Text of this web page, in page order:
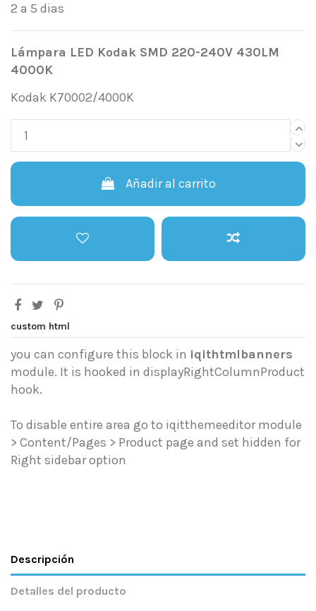
2 a 5 dias
Lámpara LED Kodak SMD 220-240V 430LM
4000K
Kodak K70002/4000K
Añadir al carrito
custom html
you can configure this block in iqithtmlbanners
module. It is hooked in displayRightColumnProduct
hook.
To disable entire area go to iqitthemeeditor module
> Content/Pages > Product page and set hidden for
Right sidebar option
Descripción
Detalles del producto